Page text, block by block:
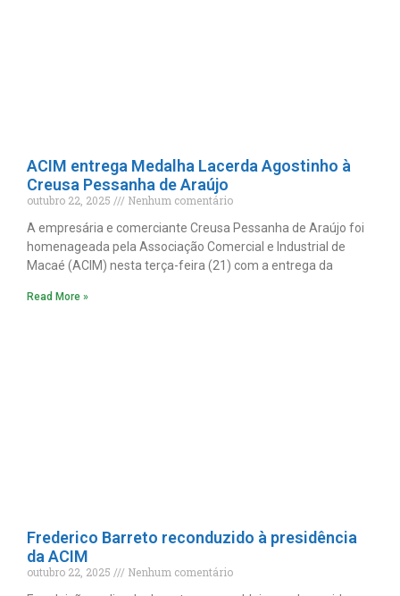
ACIM entrega Medalha Lacerda Agostinho à
Creusa Pessanha de Araújo
outubro 22, 2025
Nenhum comentário
A empresária e comerciante Creusa Pessanha de Araújo foi
homenageada pela Associação Comercial e Industrial de
Macaé (ACIM) nesta terça-feira (21) com a entrega da
Read More »
Frederico Barreto reconduzido à presidência
da ACIM
outubro 22, 2025
Nenhum comentário